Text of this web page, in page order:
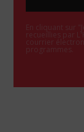
En cliquant sur
recueillies par
courrier
programmes.